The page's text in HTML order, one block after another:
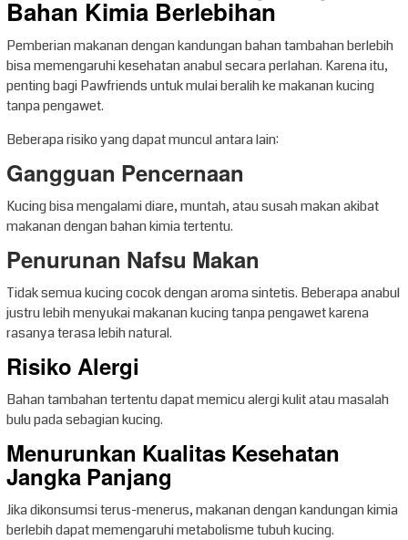
Bahan Kimia Berlebihan
Pemberian makanan dengan kandungan bahan tambahan berlebih
bisa memengaruhi kesehatan anabul secara perlahan. Karena itu,
penting bagi Pawfriends untuk mulai beralih ke makanan kucing
tanpa pengawet.
Beberapa risiko yang dapat muncul antara lain:
Gangguan Pencernaan
Kucing bisa mengalami diare, muntah, atau susah makan akibat
makanan dengan bahan kimia tertentu.
Penurunan Nafsu Makan
Tidak semua kucing cocok dengan aroma sintetis. Beberapa anabul
justru lebih menyukai makanan kucing tanpa pengawet karena
rasanya terasa lebih natural.
Risiko Alergi
Bahan tambahan tertentu dapat memicu alergi kulit atau masalah
bulu pada sebagian kucing.
Menurunkan Kualitas Kesehatan
Jangka Panjang
Jika dikonsumsi terus-menerus, makanan dengan kandungan kimia
berlebih dapat memengaruhi metabolisme tubuh kucing.